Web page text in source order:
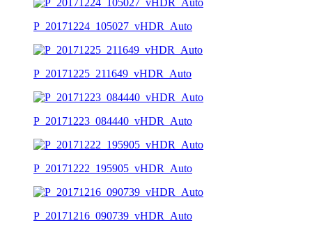
P_20171224_105027_vHDR_Auto
P_20171225_211649_vHDR_Auto
P_20171223_084440_vHDR_Auto
P_20171222_195905_vHDR_Auto
P_20171216_090739_vHDR_Auto